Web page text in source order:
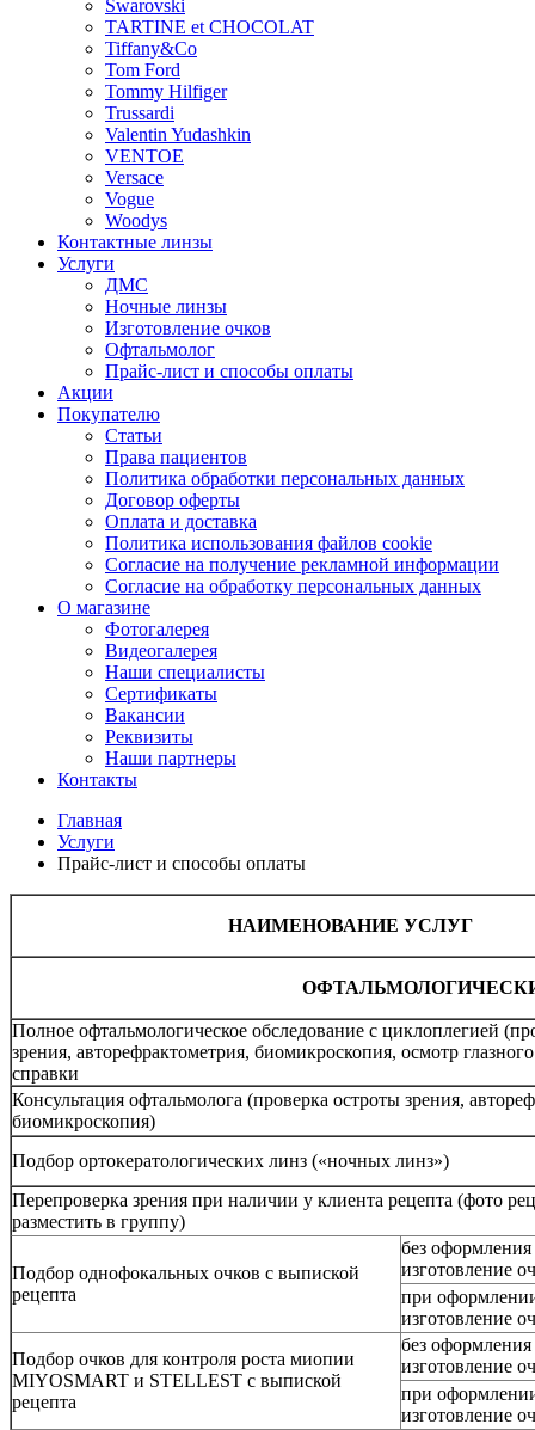
Swarovski
TARTINE et CHOCOLAT
Tiffany&Co
Tom Ford
Tommy Hilfiger
Trussardi
Valentin Yudashkin
VENTOE
Versace
Vogue
Woodys
Контактные линзы
Услуги
ДМС
Ночные линзы
Изготовление очков
Офтальмолог
Прайс-лист и способы оплаты
Акции
Покупателю
Статьи
Права пациентов
Политика обработки персональных данных
Договор оферты
Оплата и доставка
Политика использования файлов cookie
Согласие на получение рекламной информации
Согласие на обработку персональных данных
О магазине
Фотогалерея
Видеогалерея
Наши специалисты
Сертификаты
Вакансии
Реквизиты
Наши партнеры
Контакты
Главная
Услуги
Прайс-лист и способы оплаты
НАИМЕНОВАНИЕ УСЛУГ
Полное офтальмологическое обследование с циклоплегией
зрения, авторефрактометрия, биомикроскопия, осмотр
справки
Консультация офтальмолога (проверка остроты зрения,
биомикроскопия)
Подбор ортокератологических линз («ночных линз»)
Перепроверка зрения при наличии у клиента рецепта (фото
разместить в группу)
Подбор однофокальных очков с выпиской
рецепта
без оформления
изготовление
при
изготовление
Подбор очков для контроля роста миопии
MIYOSMART и STELLEST с выпиской
рецепта
без оформления
изготовление
при
изготовление